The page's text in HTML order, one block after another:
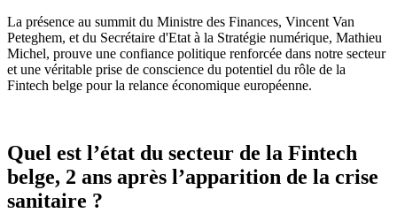
La présence au summit du Ministre des Finances, Vincent Van
Peteghem, et du Secrétaire d'Etat à la Stratégie numérique, Mathieu
Michel, prouve une confiance politique renforcée dans notre secteur
et une véritable prise de conscience du potentiel du rôle de la
Fintech belge pour la relance économique européenne.
Quel est l’état du secteur de la Fintech
belge, 2 ans après l’apparition de la crise
sanitaire ?